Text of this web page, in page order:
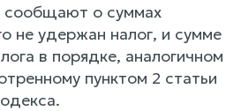
сообщают о суммах
не удержан налог, и сумме
в порядке, аналогичном
пунктом 2 статьи